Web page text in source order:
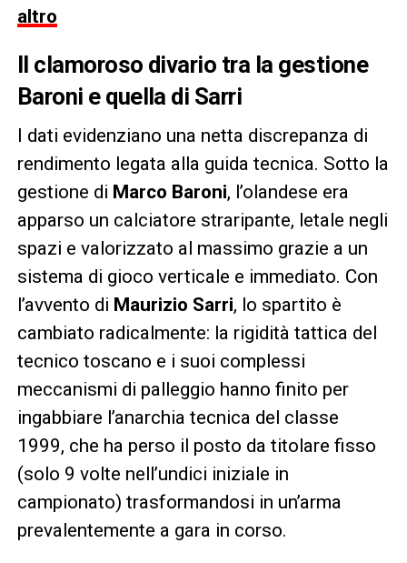
altro
Il clamoroso divario tra la gestione
Baroni e quella di Sarri
I dati evidenziano una netta discrepanza di
rendimento legata alla guida tecnica. Sotto la
gestione di Marco Baroni, l’olandese era
apparso un calciatore straripante, letale negli
spazi e valorizzato al massimo grazie a un
sistema di gioco verticale e immediato. Con
l’avvento di Maurizio Sarri, lo spartito è
cambiato radicalmente: la rigidità tattica del
tecnico toscano e i suoi complessi
meccanismi di palleggio hanno finito per
ingabbiare l’anarchia tecnica del classe
1999, che ha perso il posto da titolare fisso
(solo 9 volte nell’undici iniziale in
campionato) trasformandosi in un’arma
prevalentemente a gara in corso.